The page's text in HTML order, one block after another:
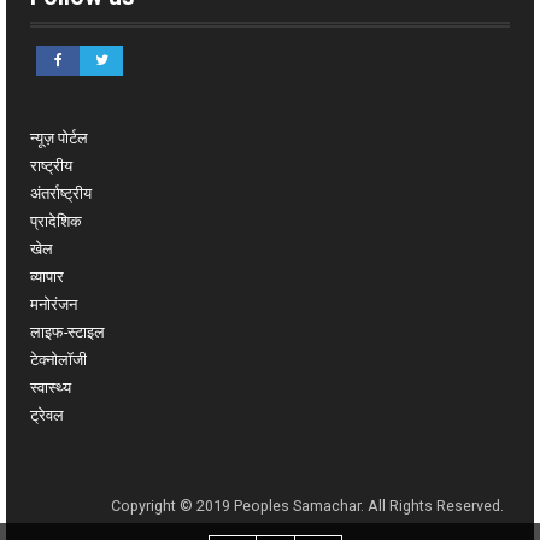
न्यूज़ पोर्टल
राष्ट्रीय
अंतर्राष्ट्रीय
प्रादेशिक
खेल
व्यापार
मनोरंजन
लाइफ-स्टाइल
टेक्नोलॉजी
स्वास्थ्य
ट्रेवल
Copyright © 2019 Peoples Samachar. All Rights Reserved.